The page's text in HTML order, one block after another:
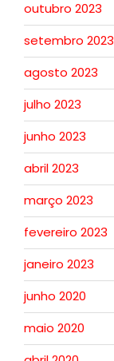
outubro 2023
setembro 2023
agosto 2023
julho 2023
junho 2023
abril 2023
março 2023
fevereiro 2023
janeiro 2023
junho 2020
maio 2020